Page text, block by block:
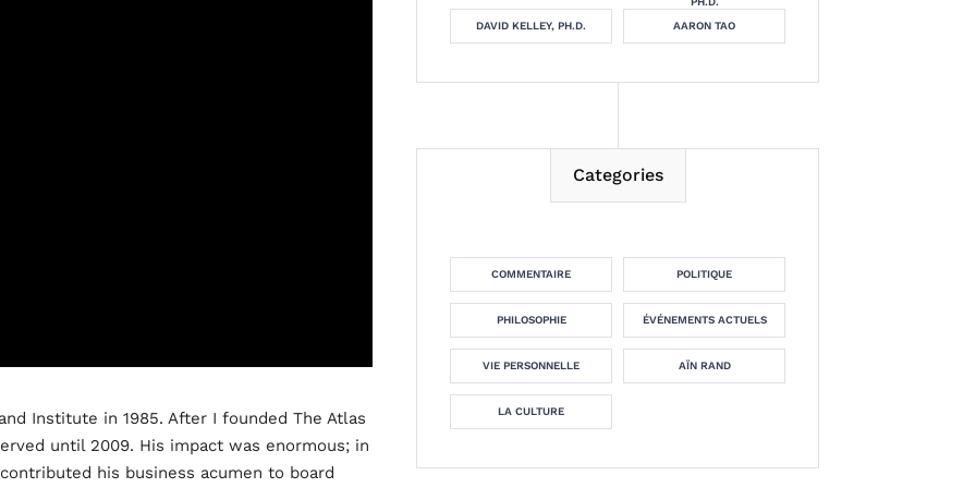
Institute in 1985. After I founded The Atlas
until 2009. His impact was enormous; in
his business acumen to board
DAVID KELLEY, PH.D.
AARON TAO
Categories
COMMENTAIRE POLITIQUE
PHILOSOPHIE ÉVÉNEMENTS ACTUELS
VIE PERSONNELLE AÏN RAND
LA CULTURE